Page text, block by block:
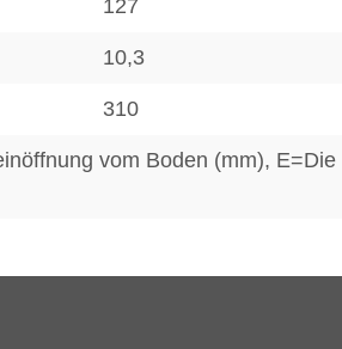
127
10,3
310
vom Boden (mm),